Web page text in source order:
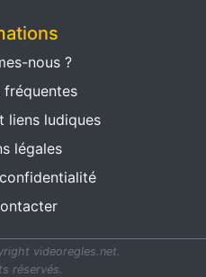
nous ?
fréquentes
liens ludiques
légales
videoregles.net.
réservés.